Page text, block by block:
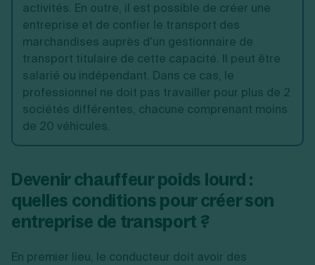
activités. En outre, il est possible de créer une
entreprise et de confier le transport des
marchandises auprès d’un gestionnaire de
transport titulaire de cette capacité. Il peut être
salarié ou indépendant. Dans ce cas, le
professionnel ne doit pas travailler pour plus de 2
sociétés différentes, chacune comprenant moins
de 20 véhicules.
Devenir chauffeur poids lourd :
quelles conditions pour créer son
entreprise de transport ?
En premier lieu, le conducteur doit avoir des